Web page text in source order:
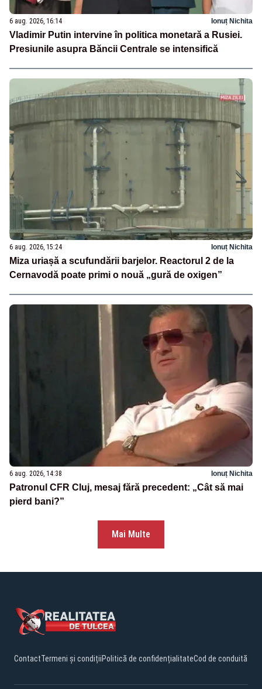
6 aug. 2026, 16:14 Ionuț Nichita
Vladimir Putin intervine în politica monetară a Rusiei.
Presiunile asupra Băncii Centrale se intensifică
6 aug. 2026, 15:24 Ionuț Nichita
Miza uriașă a scufundării barjelor. Reactorul 2 de la
Cernavodă poate primi o nouă „gură de oxigen”
6 aug. 2026, 14:38 Ionuț Nichita
Patronul CFR Cluj, mesaj fără precedent: „Cât să mai
pierd bani?”
Mai Multe
ContactTermeni și condițiiPolitică de confidențialitateCod de conduită